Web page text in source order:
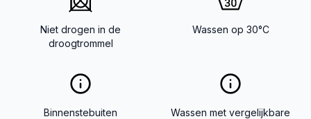
Niet drogen in de
droogtrommel
Wassen op 30°C
Binnenstebuiten
Wassen met vergelijkbare